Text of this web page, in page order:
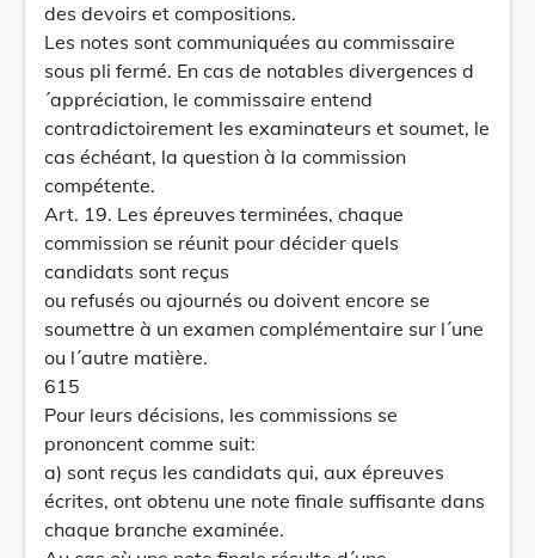
des devoirs et compositions.
Les notes sont communiquées au commissaire
sous pli fermé. En cas de notables divergences d
´appréciation, le commissaire entend
contradictoirement les examinateurs et soumet, le
cas échéant, la question à la commission
compétente.
Art. 19. Les épreuves terminées, chaque
commission se réunit pour décider quels
candidats sont reçus
ou refusés ou ajournés ou doivent encore se
soumettre à un examen complémentaire sur l´une
ou l´autre matière.
615
Pour leurs décisions, les commissions se
prononcent comme suit:
a) sont reçus les candidats qui, aux épreuves
écrites, ont obtenu une note finale suffisante dans
chaque branche examinée.